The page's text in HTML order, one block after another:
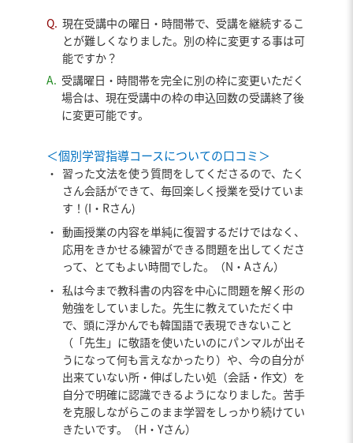
Q. 現在受講中の曜日・時間帯で、受講を継続するこ
とが難しくなりました。別の枠に変更する事は可
能ですか？
A. 受講曜日・時間帯を完全に別の枠に変更いただく
場合は、現在受講中の枠の申込回数の受講終了後
に変更可能です。
＜個別学習指導コースについての口コミ＞
・ 習った文法を使う質問をしてくださるので、たく
さん会話ができて、毎回楽しく授業を受けていま
す！(I・Rさん)
・ 動画授業の内容を単純に復習するだけではなく、
応用をきかせる練習ができる問題を出してくださ
って、とてもよい時間でした。（N・Aさん）
・ 私は今まで教科書の内容を中心に問題を解く形の
勉強をしていました。先生に教えていただく中
で、頭に浮かんでも韓国語で表現できないこと
（「先生」に敬語を使いたいのにパンマルが出そ
うになって何も言えなかったり）や、今の自分が
出来ていない所・伸ばしたい処（会話・作文）を
自分で明確に認識できるようになりました。苦手
を克服しながらこのまま学習をしっかり続けてい
きたいです。（H・Yさん）